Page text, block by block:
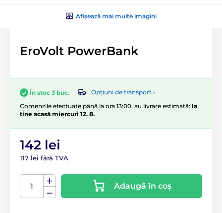
Afișează mai multe imagini
EroVolt PowerBank
În stoc 3 buc.
Opțiuni de transport ›
Comenzile efectuate până la ora 13:00, au livrare estimată: la
tine acasă miercuri 12. 8.
142 lei
117 lei fără TVA
Adaugă în coș